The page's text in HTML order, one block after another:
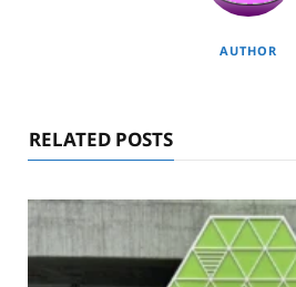
AUTHOR
RELATED POSTS